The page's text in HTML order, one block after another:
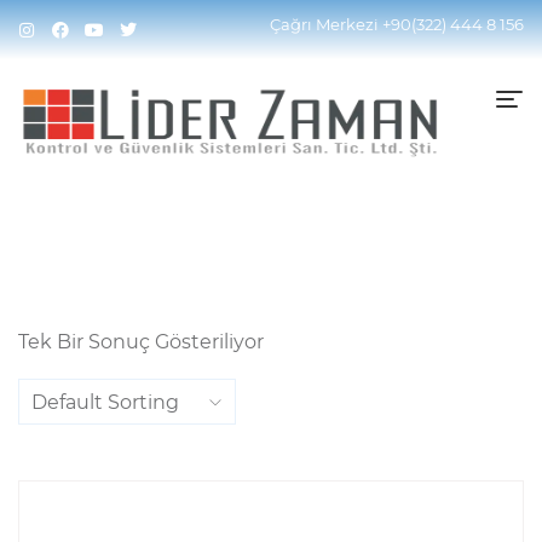
Çağrı Merkezi+90(322) 444 8 156
Home
Ürünler “DS-2CD2686G2T-IZS” Olarak
Etiketlendi
Tek Bir Sonuç Gösteriliyor
Default Sorting